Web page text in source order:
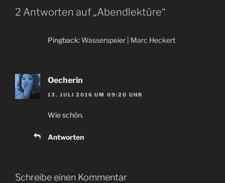
2 Antworten auf „Abendlektüre“
Pingback:Wasserspeier | Marc Heckert
Oecherin
13. JULI 2016 UM 09:20 UHR
Wie schön.
Antworten
Schreibe einen Kommentar